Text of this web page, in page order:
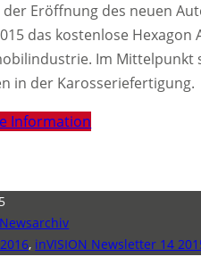
der Eröffnung des neuen
das kostenlose
Im Mittelpunkt
in der Karosseriefertigung.
Information
Newsarchiv
, inVISION Newsletter 14